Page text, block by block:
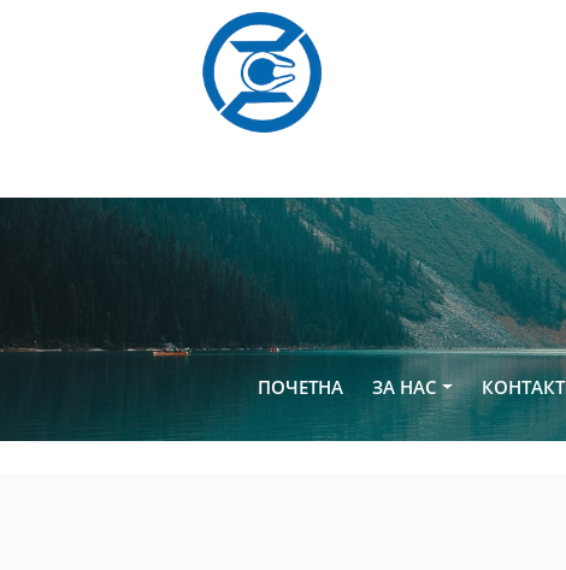
ПОЧЕТНА(current)
ЗА НАС КОНТАКТ